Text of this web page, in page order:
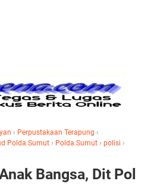
› Perpustakaan Terapung ›
Polda Sumut › Polda Sumut › polisi ›
Bangsa, Dit Pol